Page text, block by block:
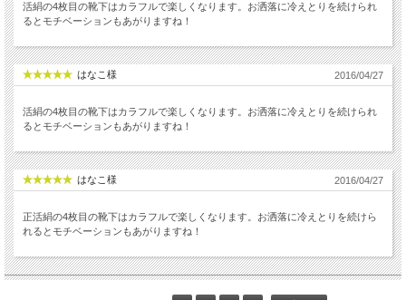
活絹の4枚目の靴下はカラフルで楽しくなります。お洒落に冷えとりを続けられ
るとモチベーションもあがりますね！
はなこ様 2016/04/27
活絹の4枚目の靴下はカラフルで楽しくなります。お洒落に冷えとりを続けられ
るとモチベーションもあがりますね！
はなこ様 2016/04/27
正活絹の4枚目の靴下はカラフルで楽しくなります。お洒落に冷えとりを続けら
れるとモチベーションもあがりますね！